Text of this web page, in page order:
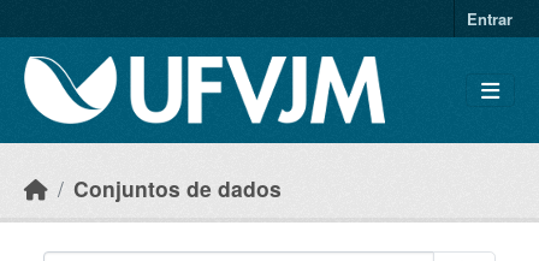
Entrar
Conjuntos de dados